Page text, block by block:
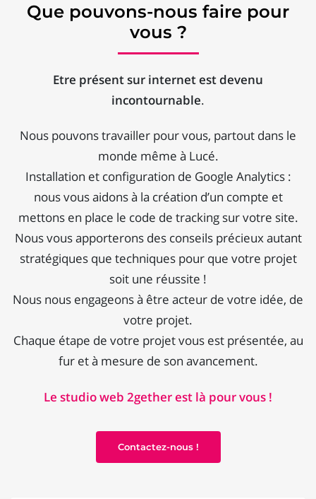
Que pouvons-nous faire pour
vous ?
Etre présent sur internet est devenu
incontournable.
Nous pouvons travailler pour vous, partout dans le
monde même à Lucé.
Installation et configuration de Google Analytics :
nous vous aidons à la création d’un compte et
mettons en place le code de tracking sur votre site.
Nous vous apporterons des conseils précieux autant
stratégiques que techniques pour que votre projet
soit une réussite !
Nous nous engageons à être acteur de votre idée, de
votre projet.
Chaque étape de votre projet vous est présentée, au
fur et à mesure de son avancement.
Le studio web 2gether est là pour vous !
Contactez-nous !